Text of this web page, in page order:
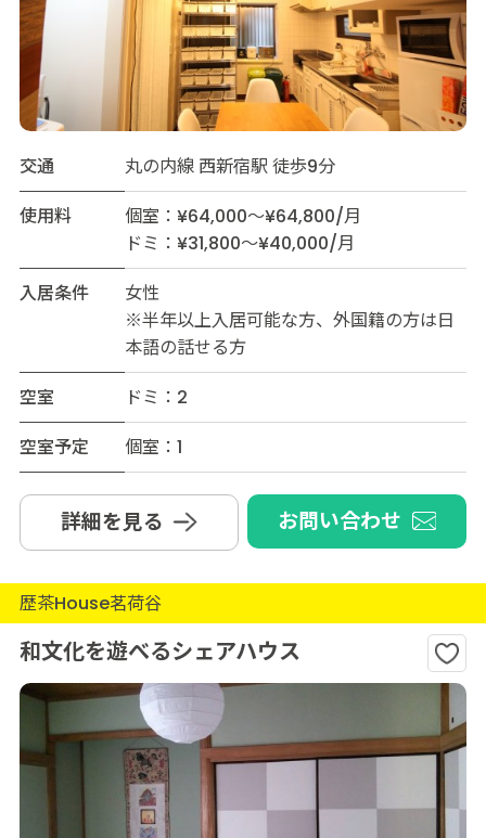
交通
丸の内線 西新宿駅 徒歩9分
使用料
個室：¥64,000～¥64,800/月
ドミ：¥31,800～¥40,000/月
入居条件
女性
※半年以上入居可能な方、外国籍の方は日
本語の話せる方
空室
ドミ：2
空室予定
個室：1
詳細を見る お問い合わせ
歴茶House茗荷谷
和文化を遊べるシェアハウス